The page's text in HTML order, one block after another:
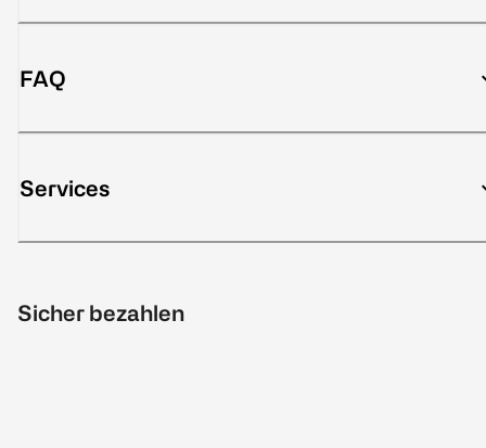
FAQ
Services
Sicher bezahlen